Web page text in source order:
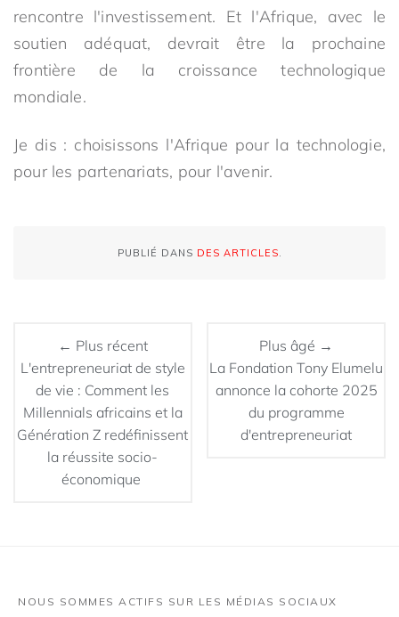
rencontre l'investissement. Et l'Afrique, avec le
soutien adéquat, devrait être la prochaine
frontière de la croissance technologique
mondiale.
Je dis : choisissons l'Afrique pour la technologie,
pour les partenariats, pour l'avenir.
PUBLIÉ DANS DES ARTICLES.
← Plus récent
L'entrepreneuriat de style
de vie : Comment les
Millennials africains et la
Génération Z redéfinissent
la réussite socio-
économique
Plus âgé →
La Fondation Tony Elumelu
annonce la cohorte 2025
du programme
d'entrepreneuriat
NOUS SOMMES ACTIFS SUR LES MÉDIAS SOCIAUX